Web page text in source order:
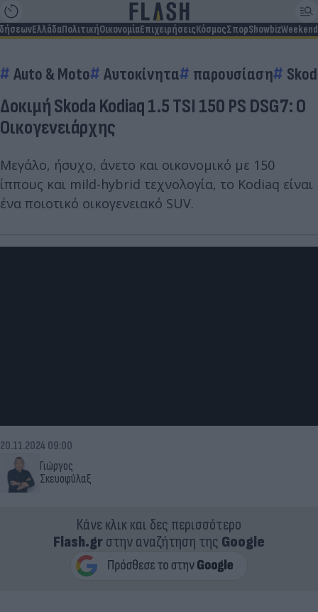
ΕλλάδαΠολιτικήΟικονομίαΕπιχειρήσειςΚόσμοςΣπορShowbizWeekend
Auto & Moto Αυτοκίνητα παρουσίαση
Δοκιμή Skoda Kodiaq 1.5 TSI 150 PS DSG7: O
Οικογενειάρχης
Μεγάλο, ήσυχο, άνετο και οικονομικό με 150
ίππους και mild-hybrid τεχνολογία, το Kodiaq είναι
ένα ποιοτικό οικογενειακό SUV.
Γιώργος
Σκευοφύλαξ
20.11.2024 09:00
Κάνε κλικ και δες περισσότερο
Flash.grστην αναζήτηση της Google